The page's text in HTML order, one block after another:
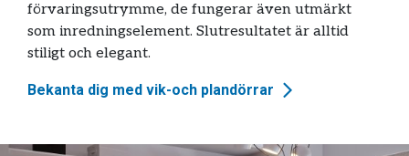
förvaringsutrymme, de fungerar även utmärkt
som inredningselement. Slutresultatet är alltid
stiligt och elegant.
Bekanta dig med vik-och plandörrar